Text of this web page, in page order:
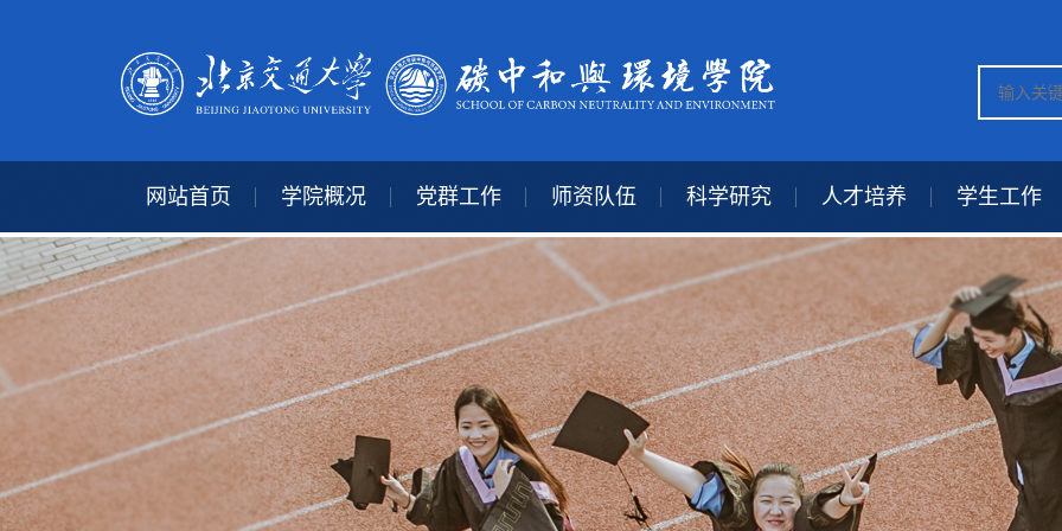
网站首页 学院概况 党群工作 师资队伍 科学研究 人才培养 学生工作